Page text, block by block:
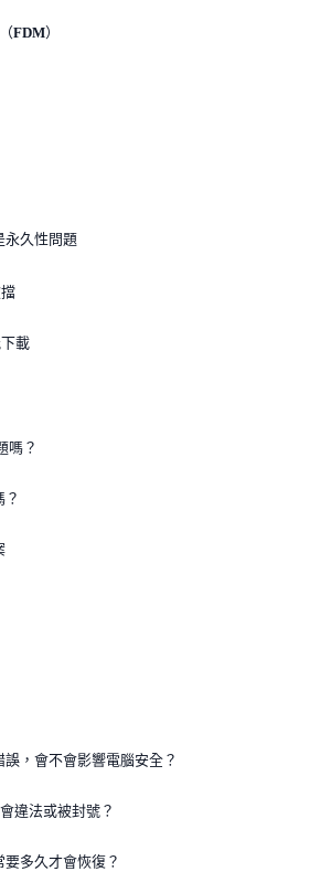
FDM）
永久性問題
載
嗎？
，會不會影響電腦安全？
違法或被封號？
多久才會恢復？